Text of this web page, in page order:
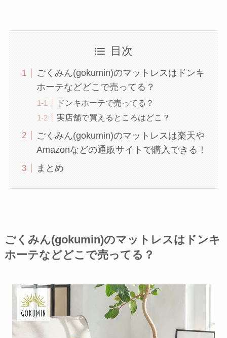
目次
ごくみん(gokumin)のマットレスはドンキ
ホーテなどどこで売ってる？
ドンキホーテで売ってる？
実店舗で買えるところはどこ？
ごくみん(gokumin)のマットレスは楽天や
Amazonなどの通販サイトで購入できる！
まとめ
ごくみん(gokumin)のマットレスはドンキ
ホーテなどどこで売ってる？